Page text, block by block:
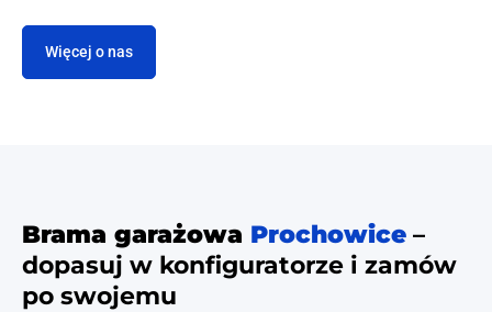
Więcej o nas
Brama garażowa Prochowice –
dopasuj w konfiguratorze i zamów
po swojemu